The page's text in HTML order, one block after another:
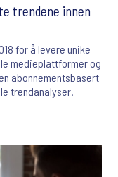
trendene innen
for å levere unike
medieplattformer og
abonnementsbasert
trendanalyser.